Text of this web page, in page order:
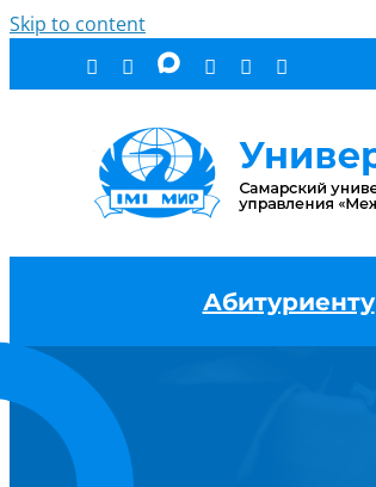
Skip to content
Абитуриенту